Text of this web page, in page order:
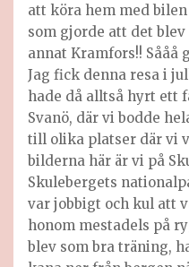
att köra hem med
som gjorde att det
annat Kramfors!! Sååå
Jag fick denna resa i
hade då alltså hyrt ett
Svanö, där vi bodde
till olika platser där vi
bilderna här är vi på
Skulebergets
var jobbigt och kul att
honom mestadels på
blev som bra träning,